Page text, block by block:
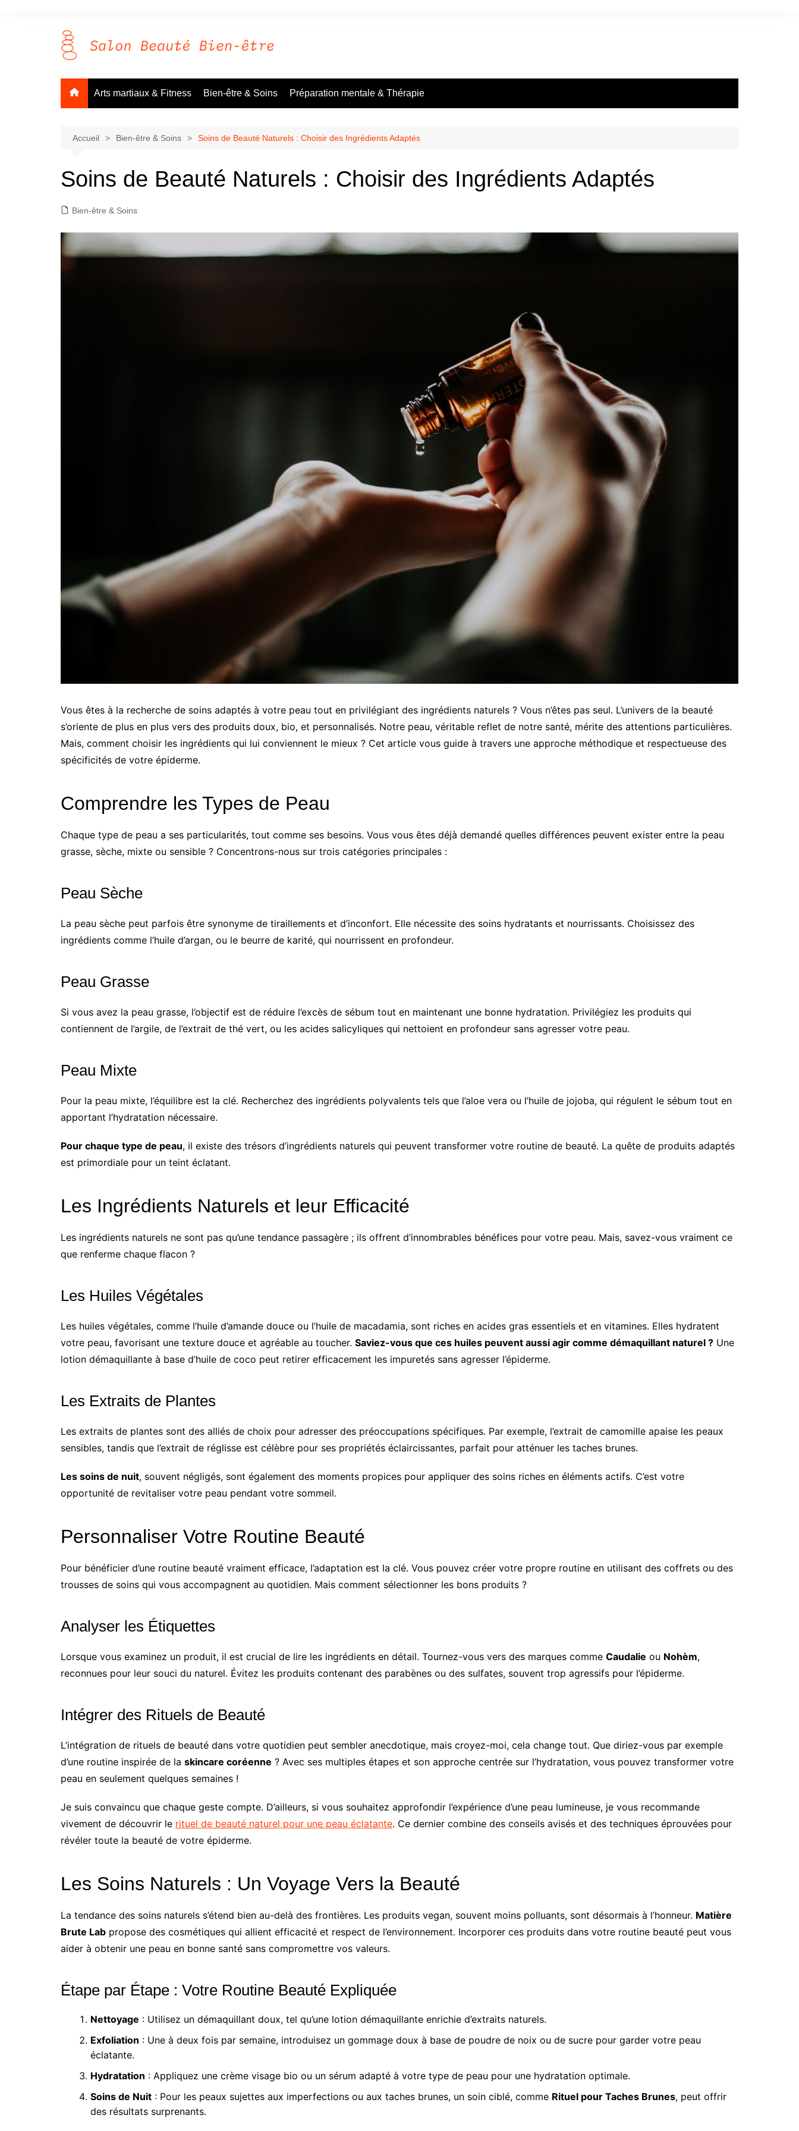
Arts martiaux & Fitness Bien-être & Soins Préparation mentale & Thérapie
Accueil Bien-être & Soins Soins de Beauté Naturels : Choisir des Ingrédients Adaptés
Soins de Beauté Naturels : Choisir des Ingrédients Adaptés
Bien-être & Soins
Vous êtes à la recherche de soins adaptés à votre peau tout en privilégiant des ingrédients naturels ? Vous n’êtes pas seul. L’univers de la beauté
s’oriente de plus en plus vers des produits doux, bio, et personnalisés. Notre peau, véritable reflet de notre santé, mérite des attentions particulières.
Mais, comment choisir les ingrédients qui lui conviennent le mieux ? Cet article vous guide à travers une approche méthodique et respectueuse des
spécificités de votre épiderme.
Comprendre les Types de Peau
Chaque type de peau a ses particularités, tout comme ses besoins. Vous vous êtes déjà demandé quelles différences peuvent exister entre la peau
grasse, sèche, mixte ou sensible ? Concentrons-nous sur trois catégories principales :
Peau Sèche
La peau sèche peut parfois être synonyme de tiraillements et d’inconfort. Elle nécessite des soins hydratants et nourrissants. Choisissez des
ingrédients comme l’huile d’argan, ou le beurre de karité, qui nourrissent en profondeur.
Peau Grasse
Si vous avez la peau grasse, l’objectif est de réduire l’excès de sébum tout en maintenant une bonne hydratation. Privilégiez les produits qui
contiennent de l’argile, de l’extrait de thé vert, ou les acides salicyliques qui nettoient en profondeur sans agresser votre peau.
Peau Mixte
Pour la peau mixte, l’équilibre est la clé. Recherchez des ingrédients polyvalents tels que l’aloe vera ou l’huile de jojoba, qui régulent le sébum tout en
apportant l’hydratation nécessaire.
Pour chaque type de peau, il existe des trésors d’ingrédients naturels qui peuvent transformer votre routine de beauté. La quête de produits adaptés
est primordiale pour un teint éclatant.
Les Ingrédients Naturels et leur Efficacité
Les ingrédients naturels ne sont pas qu’une tendance passagère ; ils offrent d’innombrables bénéfices pour votre peau. Mais, savez-vous vraiment ce
que renferme chaque flacon ?
Les Huiles Végétales
Les huiles végétales, comme l’huile d’amande douce ou l’huile de macadamia, sont riches en acides gras essentiels et en vitamines. Elles hydratent
votre peau, favorisant une texture douce et agréable au toucher. Saviez-vous que ces huiles peuvent aussi agir comme démaquillant naturel ? Une
lotion démaquillante à base d’huile de coco peut retirer efficacement les impuretés sans agresser l’épiderme.
Les Extraits de Plantes
Les extraits de plantes sont des alliés de choix pour adresser des préoccupations spécifiques. Par exemple, l’extrait de camomille apaise les peaux
sensibles, tandis que l’extrait de réglisse est célèbre pour ses propriétés éclaircissantes, parfait pour atténuer les taches brunes.
Les soins de nuit, souvent négligés, sont également des moments propices pour appliquer des soins riches en éléments actifs. C’est votre
opportunité de revitaliser votre peau pendant votre sommeil.
Personnaliser Votre Routine Beauté
Pour bénéficier d’une routine beauté vraiment efficace, l’adaptation est la clé. Vous pouvez créer votre propre routine en utilisant des coffrets ou des
trousses de soins qui vous accompagnent au quotidien. Mais comment sélectionner les bons produits ?
Analyser les Étiquettes
Lorsque vous examinez un produit, il est crucial de lire les ingrédients en détail. Tournez-vous vers des marques comme Caudalie ou Nohèm,
reconnues pour leur souci du naturel. Évitez les produits contenant des parabènes ou des sulfates, souvent trop agressifs pour l’épiderme.
Intégrer des Rituels de Beauté
L’intégration de rituels de beauté dans votre quotidien peut sembler anecdotique, mais croyez-moi, cela change tout. Que diriez-vous par exemple
d’une routine inspirée de la skincare coréenne ? Avec ses multiples étapes et son approche centrée sur l’hydratation, vous pouvez transformer votre
peau en seulement quelques semaines !
Je suis convaincu que chaque geste compte. D’ailleurs, si vous souhaitez approfondir l’expérience d’une peau lumineuse, je vous recommande
vivement de découvrir le rituel de beauté naturel pour une peau éclatante. Ce dernier combine des conseils avisés et des techniques éprouvées pour
révéler toute la beauté de votre épiderme.
Les Soins Naturels : Un Voyage Vers la Beauté
La tendance des soins naturels s’étend bien au-delà des frontières. Les produits vegan, souvent moins polluants, sont désormais à l’honneur. Matière
Brute Lab propose des cosmétiques qui allient efficacité et respect de l’environnement. Incorporer ces produits dans votre routine beauté peut vous
aider à obtenir une peau en bonne santé sans compromettre vos valeurs.
Étape par Étape : Votre Routine Beauté Expliquée
Nettoyage : Utilisez un démaquillant doux, tel qu’une lotion démaquillante enrichie d’extraits naturels.
Exfoliation : Une à deux fois par semaine, introduisez un gommage doux à base de poudre de noix ou de sucre pour garder votre peau
éclatante.
Hydratation : Appliquez une crème visage bio ou un sérum adapté à votre type de peau pour une hydratation optimale.
Soins de Nuit : Pour les peaux sujettes aux imperfections ou aux taches brunes, un soin ciblé, comme Rituel pour Taches Brunes, peut offrir
des résultats surprenants.